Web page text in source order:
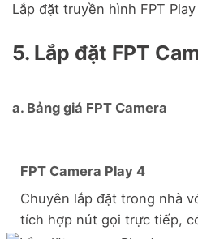
Lắp đặt truyền hình FPT Play
5. Lắp đặt FPT
a. Bảng giá FPT Camera
FPT Camera Play 4
Chuyên lắp đặt trong nhà
tích hợp nút gọi trực tiếp,